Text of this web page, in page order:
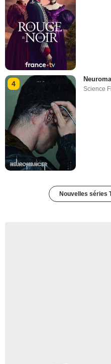
4
Science
Nouvelles séries